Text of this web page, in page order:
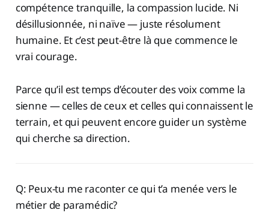
compétence tranquille, la compassion lucide. Ni
désillusionnée, ni naïve — juste résolument
humaine. Et c’est peut-être là que commence le
vrai courage.
Parce qu’il est temps d’écouter des voix comme la
sienne — celles de ceux et celles qui connaissent le
terrain, et qui peuvent encore guider un système
qui cherche sa direction.
Q: Peux-tu me raconter ce qui t’a menée vers le
métier de paramédic?